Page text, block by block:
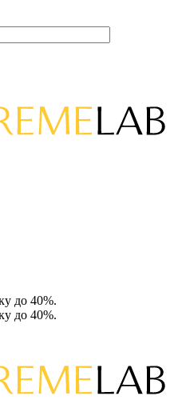
до 40%.
до 40%.